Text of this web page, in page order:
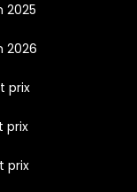
2025
2026
prix
prix
prix